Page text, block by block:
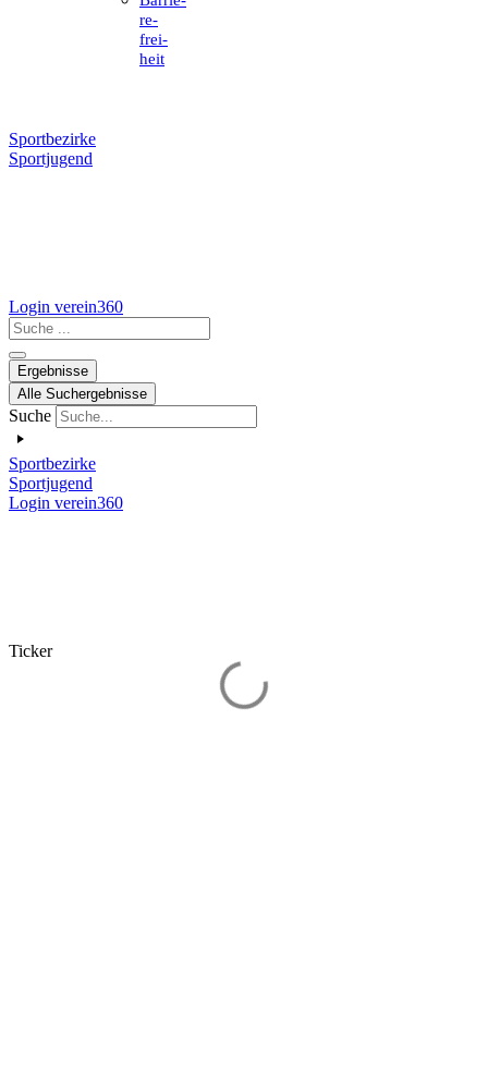
re­
frei­
heit
Sportbezirke
Sportjugend
Login verein360
Search
...
Ergebnisse
Alle Suchergebnisse
Suche
Sportbezirke
Sportjugend
Login verein360
Ticker